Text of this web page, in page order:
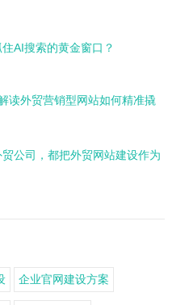
AI搜索的黄金窗口？
读外贸营销型网站如何精准撬
公司，都把外贸网站建设作为
企业官网建设方案